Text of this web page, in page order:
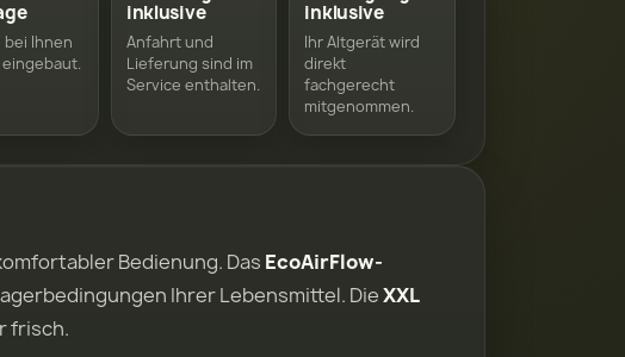
bei Ihnen
inklusive
Anfahrt und
Lieferung sind im
Service enthalten.
inklusive
Ihr Altgerät wird
direkt
fachgerecht
mitgenommen.
Bedienung. Das EcoAirFlow-
Ihrer Lebensmittel. DieXXL
frisch.